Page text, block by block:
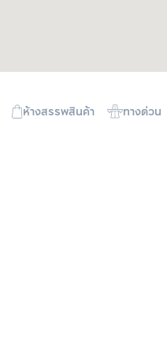
ห้างสรรพสินค้า ทางด่วน